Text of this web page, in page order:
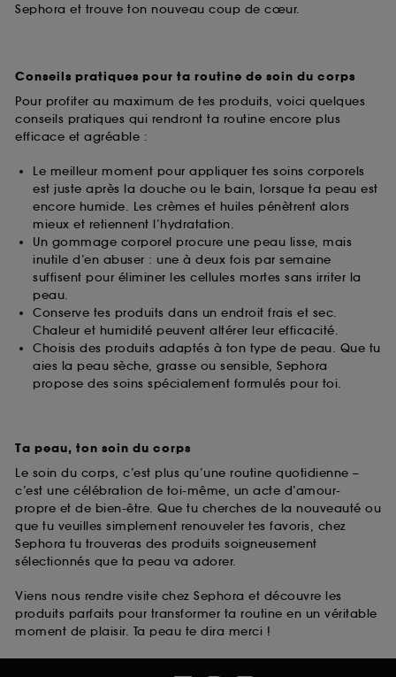
Sephora et trouve ton nouveau coup de cœur.
Conseils pratiques pour ta routine de soin du corps
Pour profiter au maximum de tes produits, voici quelques
conseils pratiques qui rendront ta routine encore plus
efficace et agréable :
Le meilleur moment pour appliquer tes soins corporels
est juste après la douche ou le bain, lorsque ta peau est
encore humide. Les crèmes et huiles pénètrent alors
mieux et retiennent l’hydratation.
Un gommage corporel procure une peau lisse, mais
inutile d’en abuser : une à deux fois par semaine
suffisent pour éliminer les cellules mortes sans irriter la
peau.
Conserve tes produits dans un endroit frais et sec.
Chaleur et humidité peuvent altérer leur efficacité.
Choisis des produits adaptés à ton type de peau. Que tu
aies la peau sèche, grasse ou sensible, Sephora
propose des soins spécialement formulés pour toi.
Ta peau, ton soin du corps
Le soin du corps, c’est plus qu’une routine quotidienne –
c’est une célébration de toi-même, un acte d’amour-
propre et de bien-être. Que tu cherches de la nouveauté ou
que tu veuilles simplement renouveler tes favoris, chez
Sephora tu trouveras des produits soigneusement
sélectionnés que ta peau va adorer.
Viens nous rendre visite chez Sephora et découvre les
produits parfaits pour transformer ta routine en un véritable
moment de plaisir. Ta peau te dira merci !